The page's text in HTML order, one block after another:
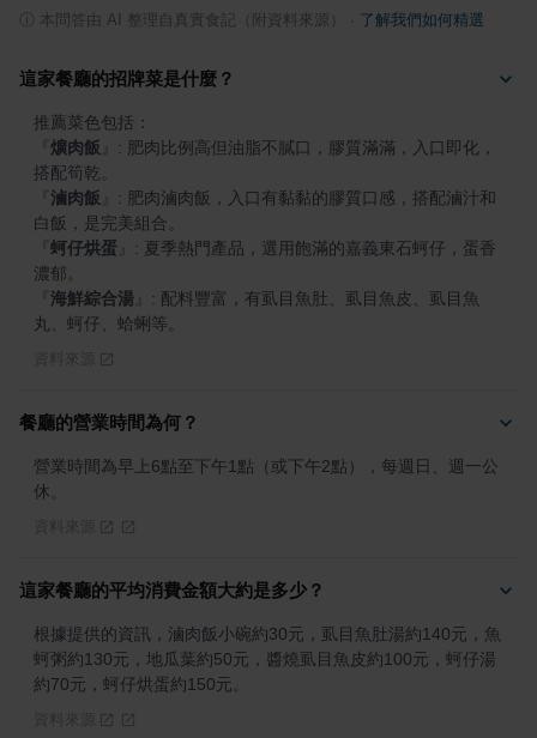
本問答由 AI 整理自真實食記（附資料來源） 了解我們如何精選
這家餐廳的招牌菜是什麼？
爌肉飯
: 肥肉比例高但油脂不膩口，膠質滿滿，入口即化，
滷肉飯
: 肥肉滷肉飯，入口有黏黏的膠質口感，搭配滷汁和
蚵仔烘蛋
: 夏季熱門產品，選用飽滿的嘉義東石蚵仔，蛋香
海鮮綜合湯
: 配料豐富，有虱目魚肚、虱目魚皮、虱目魚
丸、蚵仔、蛤蜊等。
餐廳的營業時間為何？
營業時間為早上6點至下午1點（或下午2點），每週日、週一公
休。
這家餐廳的平均消費金額大約是多少？
根據提供的資訊，滷肉飯小碗約30元，虱目魚肚湯約140元，魚
蚵粥約130元，地瓜葉約50元，醬燒虱目魚皮約100元，蚵仔湯
約70元，蚵仔烘蛋約150元。